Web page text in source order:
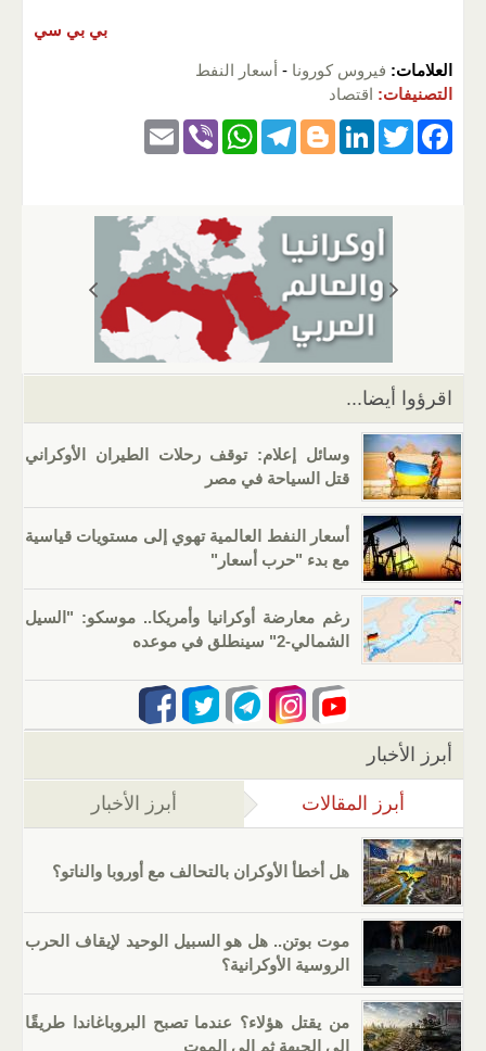
بي بي سي
العلامات: فيروس كورونا - أسعار النفط
التصنيفات: اقتصاد
F
k
T
er
Li
e
dI
n
Bl
g
er
T
gr
a
m
W
s
A
p
Vi
اقرؤوا أيضا...
وسائل إعلام: توقف رحلات الطيران الأوكراني
قتل السياحة في مصر
أسعار النفط العالمية تهوي إلى مستويات قياسية
مع بدء "حرب أسعار"
رغم معارضة أوكرانيا وأمريكا.. موسكو: "السيل
الشمالي-2" سينطلق في موعده
أبرز الأخبار
أبرز المقالات (علامة التبويب النشطة)
أبرز الأخبار
هل أخطأ الأوكران بالتحالف مع أوروبا والناتو؟
موت بوتن.. هل هو السبيل الوحيد لإيقاف الحرب
الروسية الأوكرانية؟
من يقتل هؤلاء؟ عندما تصبح البروباغاندا طريقًا
إلى الجبهة ثم إلى الموت